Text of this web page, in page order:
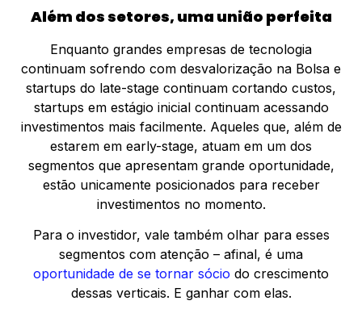
Além dos setores, uma união perfeita
Enquanto grandes empresas de tecnologia
continuam sofrendo com desvalorização na Bolsa e
startups do late-stage continuam cortando custos,
startups em estágio inicial continuam acessando
investimentos mais facilmente. Aqueles que, além de
estarem em early-stage, atuam em um dos
segmentos que apresentam grande oportunidade,
estão unicamente posicionados para receber
investimentos no momento.
Para o investidor, vale também olhar para esses
segmentos com atenção – afinal, é uma
oportunidade de se tornar sócio do crescimento
dessas verticais. E ganhar com elas.